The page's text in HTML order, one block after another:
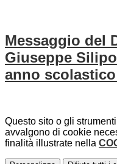
Messaggio del
Giuseppe
anno scolastico
Questo sito o gli
avvalgono di cookie
finalità illustrate nella